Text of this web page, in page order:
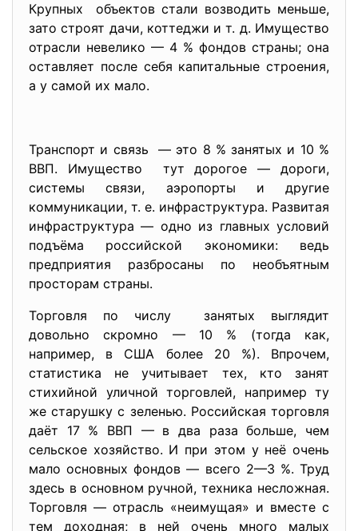
Крупных объектов стали возводить меньше,
зато строят дачи, коттеджи и т. д. Имущество
отрасли невелико — 4 % фондов страны; она
оставляет после себя капитальные строения,
а у самой их мало.
Транспорт и связь — это 8 % занятых и 10 %
ВВП. Имущество тут дорогое — дороги,
системы связи, аэропорты и другие
коммуникации, т. е. инфраструктура. Развитая
инфраструктура — одно из главных условий
подъёма российской экономики: ведь
предприятия разбросаны по необъятным
просторам страны.
Торговля по числу занятых выглядит
довольно скромно — 10 % (тогда как,
например, в США более 20 %). Впрочем,
статистика не учитывает тех, кто занят
стихийной уличной торговлей, например ту
же старушку с зеленью. Российская торговля
даёт 17 % ВВП — в два раза больше, чем
сельское хозяйство. И при этом у неё очень
мало основных фондов — всего 2—3 %. Труд
здесь в основном ручной, техника несложная.
Торговля — отрасль «неимущая» и вместе с
тем доходная; в ней очень много малых